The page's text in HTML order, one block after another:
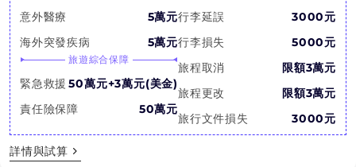
意外醫療
5萬元
海外突發疾病
5萬元
旅遊綜合保障
緊急救援 50萬元+3萬元(美金)
責任險保障
50萬元
行李延誤
3000元
行李損失
5000元
旅程取消
限額3萬元
旅程更改
限額3萬元
旅行文件損失
3000元
詳情與試算